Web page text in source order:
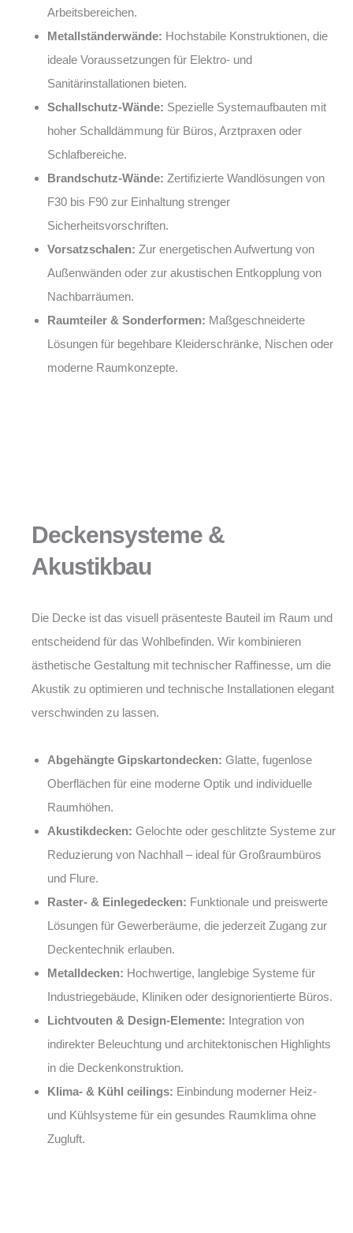
Arbeitsbereichen.
Metallständerwände: Hochstabile Konstruktionen, die
ideale Voraussetzungen für Elektro- und
Sanitärinstallationen bieten.
Schallschutz-Wände: Spezielle Systemaufbauten mit
hoher Schalldämmung für Büros, Arztpraxen oder
Schlafbereiche.
Brandschutz-Wände: Zertifizierte Wandlösungen von
F30 bis F90 zur Einhaltung strenger
Sicherheitsvorschriften.
Vorsatzschalen: Zur energetischen Aufwertung von
Außenwänden oder zur akustischen Entkopplung von
Nachbarräumen.
Raumteiler & Sonderformen: Maßgeschneiderte
Lösungen für begehbare Kleiderschränke, Nischen oder
moderne Raumkonzepte.
Deckensysteme &
Akustikbau
Die Decke ist das visuell präsenteste Bauteil im Raum und
entscheidend für das Wohlbefinden. Wir kombinieren
ästhetische Gestaltung mit technischer Raffinesse, um die
Akustik zu optimieren und technische Installationen elegant
verschwinden zu lassen.
Abgehängte Gipskartondecken: Glatte, fugenlose
Oberflächen für eine moderne Optik und individuelle
Raumhöhen.
Akustikdecken: Gelochte oder geschlitzte Systeme zur
Reduzierung von Nachhall – ideal für Großraumbüros
und Flure.
Raster- & Einlegedecken: Funktionale und preiswerte
Lösungen für Gewerberäume, die jederzeit Zugang zur
Deckentechnik erlauben.
Metalldecken: Hochwertige, langlebige Systeme für
Industriegebäude, Kliniken oder designorientierte Büros.
Lichtvouten & Design-Elemente: Integration von
indirekter Beleuchtung und architektonischen Highlights
in die Deckenkonstruktion.
Klima- & Kühl ceilings: Einbindung moderner Heiz-
und Kühlsysteme für ein gesundes Raumklima ohne
Zugluft.